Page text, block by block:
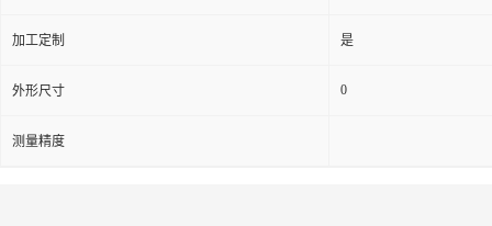
加工定制 是
外形尺寸 0
测量精度